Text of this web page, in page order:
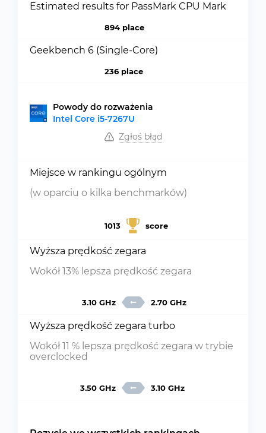
Estimated results for PassMark CPU Mark
894 place
Geekbench 6 (Single-Core)
236 place
Powody do rozważenia
Intel Core i5-7267U
Zgłoś błąd
Miejsce w rankingu ogólnym
(w oparciu o kilka benchmarków)
1013 score
Wyższa prędkość zegara
Wokół 13% lepsza prędkość zegara
3.10 GHz 2.70 GHz
Wyższa prędkość zegara turbo
Wokół 11 % lepsza prędkość zegara w trybie
overclocked
3.50 GHz 3.10 GHz